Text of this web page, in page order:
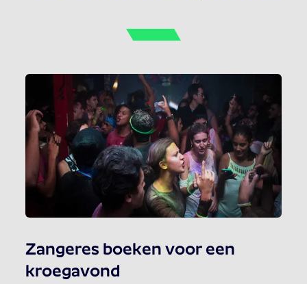
Zangeres boeken voor een
kroegavond